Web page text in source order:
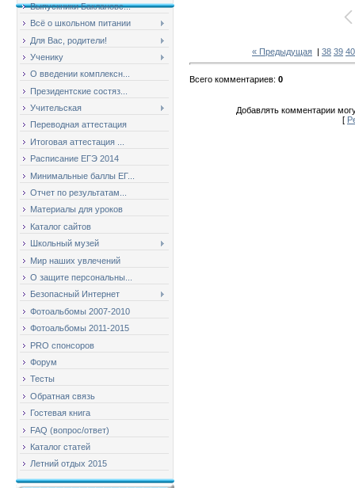
Выпускники Баклановс...
Всё о школьном питании
Для Вас, родители!
Ученику
О введении комплексн...
Президентские состяз...
Учительская
Переводная аттестация
Итоговая аттестация ...
Расписание ЕГЭ 2014
Минимальные баллы ЕГ...
Отчет по результатам...
Материалы для уроков
Каталог сайтов
Школьный музей
Мир наших увлечений
О защите персональны...
Безопасный Интернет
Фотоальбомы 2007-2010
Фотоальбомы 2011-2015
PRO спонсоров
Форум
Тесты
Обратная связь
Гостевая книга
FAQ (вопрос/ответ)
Каталог статей
Летний отдых 2015
« Предыдущая | 38 39 40
Всего комментариев: 0
Добавлять комментарии
[